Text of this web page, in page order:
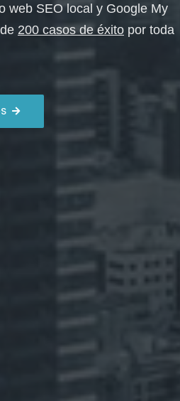
web SEO local y Google My
200 casos de éxito por toda